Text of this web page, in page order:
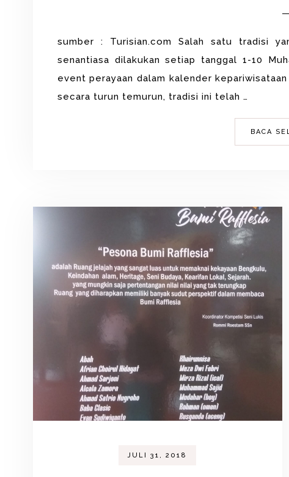
sumber : Turisian.com Salah satu tradisi
senantiasa dilakukan setiap tanggal 1-10
event perayaan dalam kalender
secara turun temurun, tradisi ini telah …
BACA
JULI 31, 2018